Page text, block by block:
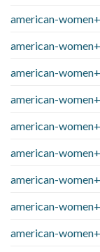
american-
american-
american-
american-
american-
american-
american-
american-
american-